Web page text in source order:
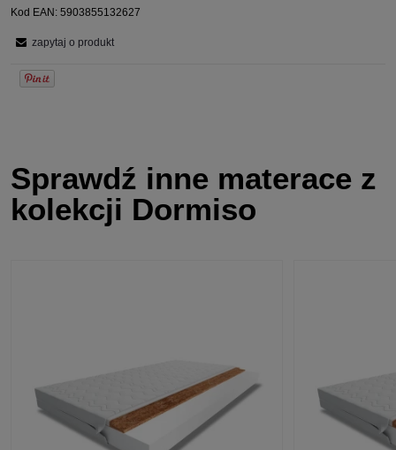
Kod EAN: 5903855132627
zapytaj o produkt
Sprawdź inne materace z
kolekcji Dormiso